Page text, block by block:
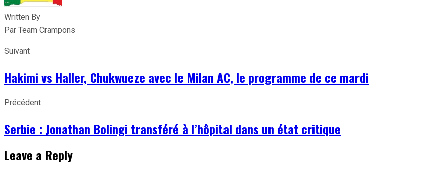
Written By
Par Team Crampons
Suivant
Hakimi vs Haller, Chukwueze avec le Milan AC, le programme de ce mardi
Précédent
Serbie : Jonathan Bolingi transféré à l’hôpital dans un état critique
Leave a Reply